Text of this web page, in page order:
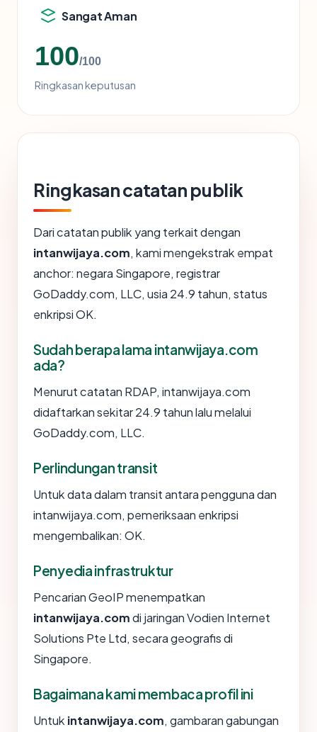
Sangat Aman
100/100
Ringkasan keputusan
Ringkasan catatan publik
Dari catatan publik yang terkait dengan
intanwijaya.com, kami mengekstrak empat
anchor: negara Singapore, registrar
GoDaddy.com, LLC, usia 24.9 tahun, status
enkripsi OK.
Sudah berapa lama intanwijaya.com
ada?
Menurut catatan RDAP, intanwijaya.com
didaftarkan sekitar 24.9 tahun lalu melalui
GoDaddy.com, LLC.
Perlindungan transit
Untuk data dalam transit antara pengguna dan
intanwijaya.com, pemeriksaan enkripsi
mengembalikan: OK.
Penyedia infrastruktur
Pencarian GeoIP menempatkan
intanwijaya.comdi jaringan Vodien Internet
Solutions Pte Ltd, secara geografis di
Singapore.
Bagaimana kami membaca profil ini
Untuk intanwijaya.com, gambaran gabungan